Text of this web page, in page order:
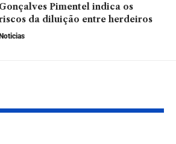
Gonçalves Pimentel indica os
da diluição entre herdeiros
Noticias